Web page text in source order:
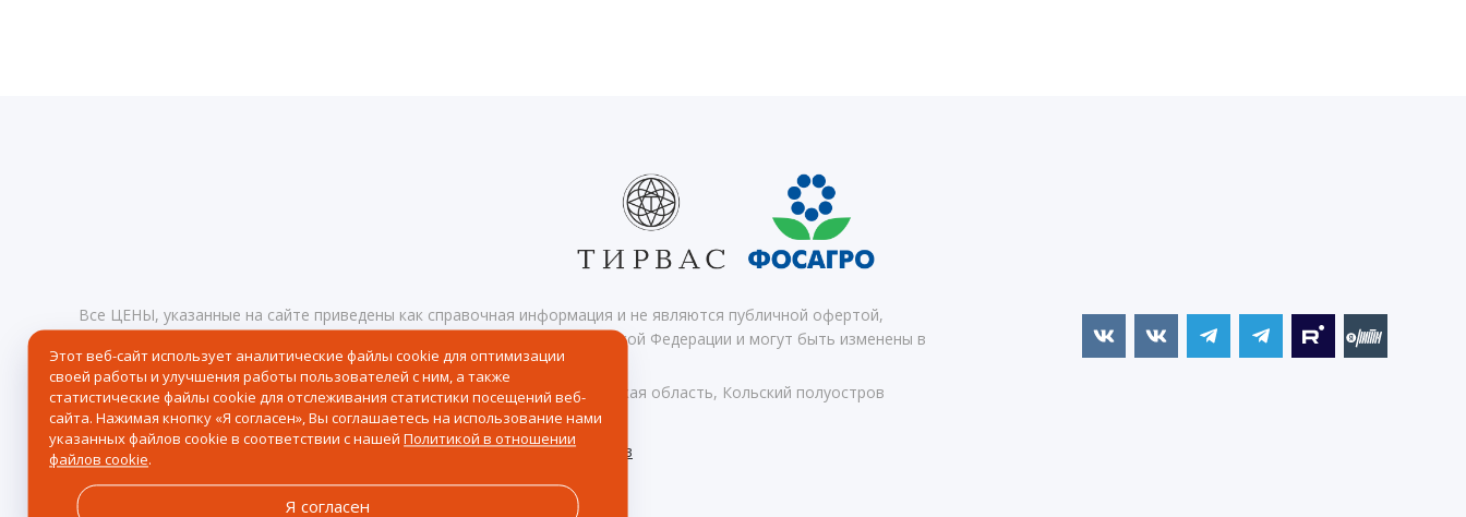
Все ЦЕНЫ, указанные на сайте приведены как справочная информация и не являются публичной офертой,
определяемой положениями статьи 437 Гражданского кодекса Российской Федерации и могут быть изменены в
любое время без предупреждения. Реквизиты
© 2026 Центр северного сафари — Хибины, Кировск, Апатиты, Мурманская область, Кольский полуостров
Политика в отношении обработки персональных данных
Согласие на получение рассылки рекламно-информационных материалов
Политика в отношении файлов Cookie
Разработка сайта и дизайн:revtail.ru
Этот веб-сайт использует аналитические файлы cookie для оптимизации
своей работы и улучшения работы пользователей с ним, а также
статистические файлы cookie для отслеживания статистики посещений веб-
сайта. Нажимая кнопку «Я согласен», Вы соглашаетесь на использование нами
указанных файлов cookie в соответствии с нашейПолитикой в отношении
файлов cookie.
Я согласен